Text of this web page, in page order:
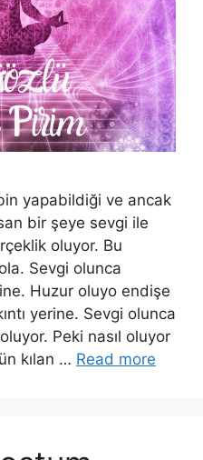
yapabildiği ve ancak
bir şeye sevgi ile
oluyor. Bu
Sevgi olunca
Huzur oluyo endişe
yerine. Sevgi olunca
Peki nasıl oluyor
kılan … Read more